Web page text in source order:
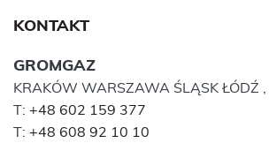
KONTAKT
GROMGAZ
KRAKÓW WARSZAWA ŚLĄSK ŁÓDŹ ,
T: +48 602 159 377
T: +48 608 92 10 10